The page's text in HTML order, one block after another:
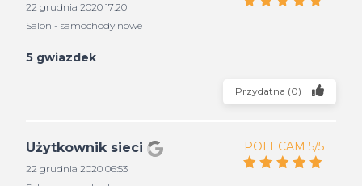
22 grudnia 2020 17:20
Salon - samochody nowe
5 gwiazdek
Przydatna (0)
Użytkownik sieci
22 grudnia 2020 06:53
POLECAM 5/5